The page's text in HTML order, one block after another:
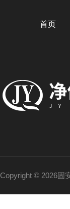
首页
Copyright © 2026